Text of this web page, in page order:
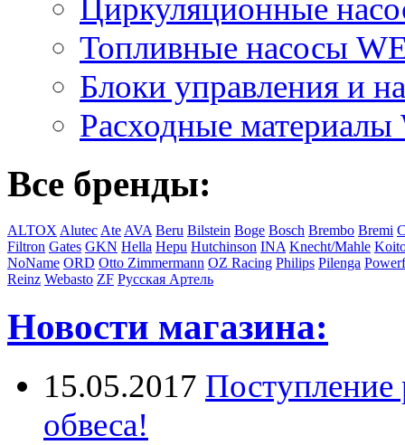
Циркуляционные
Топливные насосы
Блоки управления и
Расходные
Все бренды:
ALTOXAlutecAteAVA Beru Bilstein Boge Bosch Brembo Bremi
Filtron Gates GKN Hella Hepu Hutchinson INA Knecht/Mahle
NoName ORD Otto Zimmermann OZ Racing Philips Pilenga
Reinz Webasto ZF Русская Артель
Новости магазина:
15.05.2017 Поступление
обвеса!